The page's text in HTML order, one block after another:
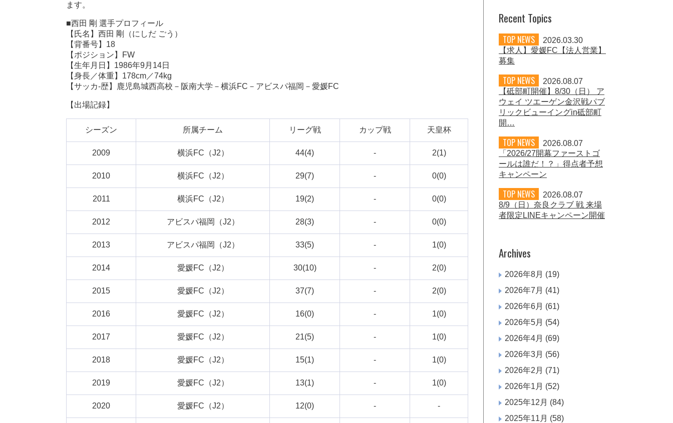
ます。
■西田 剛 選手プロフィール
【氏名】西田 剛（にしだ ごう）
【背番号】18
【ポジション】FW
【生年月日】1986年9月14日
【身長／体重】178cm／74kg
【サッカ-歴】鹿児島城西高校－阪南大学－横浜FC－アビスパ福岡－愛媛FC
【出場記録】
シーズン 所属チーム リーグ戦 カップ戦 天皇杯
2009 横浜FC（J2） 44(4) - 2(1)
2010 横浜FC（J2） 29(7) - 0(0)
2011 横浜FC（J2） 19(2) - 0(0)
2012 アビスパ福岡（J2） 28(3) - 0(0)
2013 アビスパ福岡（J2） 33(5) - 1(0)
2014 愛媛FC（J2） 30(10) - 2(0)
2015 愛媛FC（J2） 37(7) - 2(0)
2016 愛媛FC（J2） 16(0) - 1(0)
2017 愛媛FC（J2） 21(5) - 1(0)
2018 愛媛FC（J2） 15(1) - 1(0)
2019 愛媛FC（J2） 13(1) - 1(0)
2020 愛媛FC（J2） 12(0) - -
Recent Topics
TOP NEWS
2026.03.30
【求人】愛媛FC【法人営業】
募集
TOP NEWS
2026.08.07
【砥部町開催】8/30（日） ア
ウェイ ツエーゲン金沢戦パブ
リックビューイングin砥部町
開…
TOP NEWS
2026.08.07
「2026/27開幕ファーストゴ
ールは誰だ！？」得点者予想
キャンペーン
TOP NEWS
2026.08.07
8/9（日）奈良クラブ 戦 来場
者限定LINEキャンペーン開催
Archives
2026年8月 (19)
2026年7月 (41)
2026年6月 (61)
2026年5月 (54)
2026年4月 (69)
2026年3月 (56)
2026年2月 (71)
2026年1月 (52)
2025年12月 (84)
2025年11月 (58)